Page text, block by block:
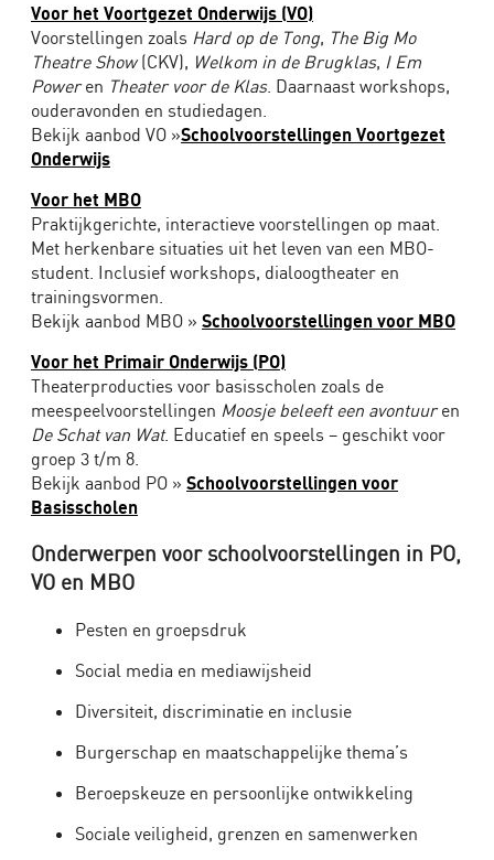
Voor het Voortgezet Onderwijs (VO)
Voorstellingen zoals Hard op de Tong, The Big Mo
Theatre Show(CKV), Welkom in de Brugklas, I Em
Poweren Theater voor de Klas. Daarnaast workshops,
ouderavonden en studiedagen.
Bekijk aanbod VO »Schoolvoorstellingen Voortgezet
Onderwijs
Voor het MBO
Praktijkgerichte, interactieve voorstellingen op maat.
Met herkenbare situaties uit het leven van een MBO-
student. Inclusief workshops, dialoogtheater en
trainingsvormen.
Bekijk aanbod MBO » Schoolvoorstellingen voor MBO
Voor het Primair Onderwijs (PO)
Theaterproducties voor basisscholen zoals de
meespeelvoorstellingen Moosje beleeft een avontuuren
De Schat van Wat. Educatief en speels – geschikt voor
groep 3 t/m 8.
Bekijk aanbod PO » Schoolvoorstellingen voor
Basisscholen
Onderwerpen voor schoolvoorstellingen in PO,
VO en MBO
Pesten en groepsdruk
Social media en mediawijsheid
Diversiteit, discriminatie en inclusie
Burgerschap en maatschappelijke thema’s
Beroepskeuze en persoonlijke ontwikkeling
Sociale veiligheid, grenzen en samenwerken
The
Big
Mo
Theater
Show
CKV
&
Cultuurdag
voorstelling
voor
scholen
Theater
voor
de
klas
De
interactieve
schoolvoorstelling
in
jouw
lokaal
Inspiratiedagen
theater